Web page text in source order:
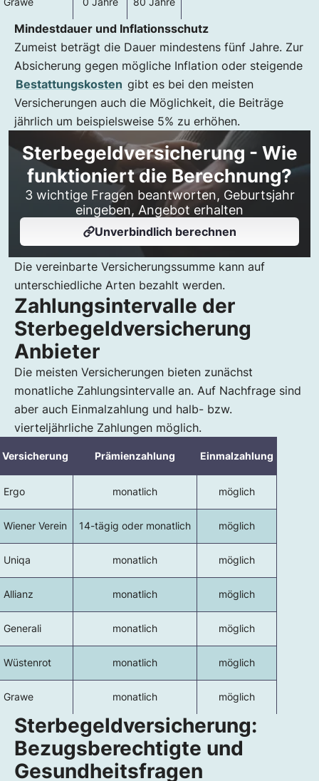
Mindestdauer und Inflationsschutz
Zumeist beträgt die Dauer mindestens fünf Jahre. Zur
Absicherung gegen mögliche Inflation oder steigende
Bestattungskosten gibt es bei den meisten
Versicherungen auch die Möglichkeit, die Beiträge
jährlich um beispielsweise 5% zu erhöhen.
Sterbegeldversicherung - Wie
funktioniert die Berechnung?
3 wichtige Fragen beantworten, Geburtsjahr
eingeben, Angebot erhalten
Unverbindlich berechnen
Die vereinbarte Versicherungssumme kann auf
unterschiedliche Arten bezahlt werden.
Zahlungsintervalle der
Sterbegeldversicherung
Anbieter
Die meisten Versicherungen bieten zunächst
monatliche Zahlungsintervalle an. Auf Nachfrage sind
aber auch Einmalzahlung und halb- bzw.
vierteljährliche Zahlungen möglich.
Versicherung Prämienzahlung Einmalzahlung
Ergo monatlich möglich
Wiener Verein 14-tägig oder monatlich möglich
Uniqa monatlich möglich
Allianz monatlich möglich
Generali monatlich möglich
Wüstenrot monatlich möglich
Grawe monatlich möglich
Sterbegeldversicherung:
Bezugsberechtigte und
Gesundheitsfragen